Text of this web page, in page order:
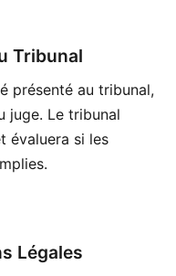
Tribunal
présenté au tribunal,
juge. Le tribunal
évaluera si les
Légales